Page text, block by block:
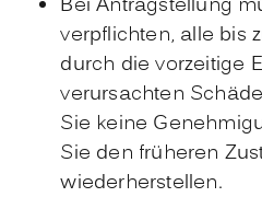
Bei Antragstellung
verpflichten, alle bis
durch die vorzeitige
verursachten
Sie keine
Sie den früheren
wiederherstellen.